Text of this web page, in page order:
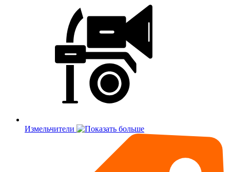
Измельчители